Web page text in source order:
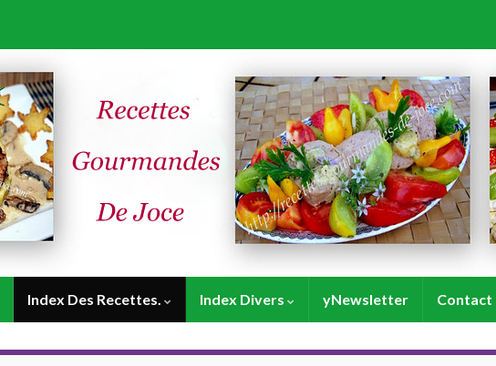
Index Des Recettes. Index Divers yNewsletter Contact